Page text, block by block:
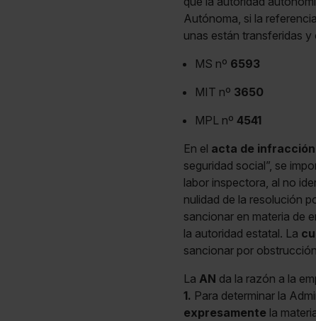
Autónoma, si la
unas están transferidas y
MS nº 6593
MIT nº 3650
MPL nº 4541
En el acta de infracción
seguridad social”, se
labor inspectora, al no
nulidad de la resolución
sancionar en materia de
la autoridad estatal. La
sancionar por
La AN da la razón a la
1. Para determinar la
expresamente la